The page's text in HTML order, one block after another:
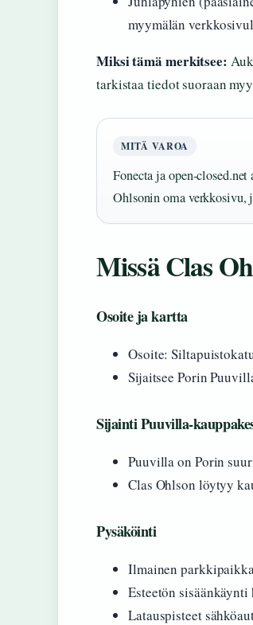
myymälän
Miksi tämä merkitsee:
tarkistaa tiedot suoraan
MITÄ VAROA
Fonecta ja open-
Ohlsonin oma verkkosivu,
Missä Clas
Osoite ja kartta
Osoite:
Sijaitsee Porin
Sijainti Puuvilla-
Puuvilla on Porin
Clas Ohlson löytyy
Pysäköinti
Ilmainen
Esteetön
Latauspisteet